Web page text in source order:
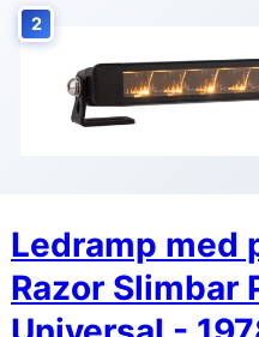
2
Ledramp med
Razor Slimbar